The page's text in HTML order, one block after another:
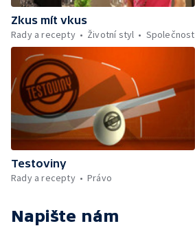
Zkus mít vkus
Rady a recepty
Životní styl Společnost
Testoviny
Rady a recepty
Právo
Napište nám